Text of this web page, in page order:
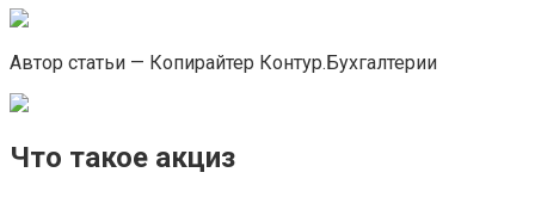
Автор статьи — Копирайтер Контур.Бухгалтерии
Что такое акциз